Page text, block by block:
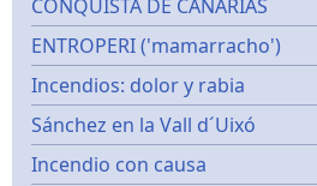
CONQUISTA DE CANARIAS
ENTROPERI ('mamarracho')
Incendios: dolor y rabia
Sánchez en la Vall d´Uixó
Incendio con causa